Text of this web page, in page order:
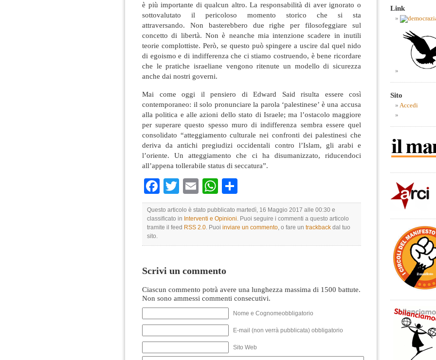
è più importante di qualcun altro. La responsabilità di aver ignorato o
sottovalutato il pericoloso momento storico che si sta
attraversando. Non basterebbero due righe per filosofeggiare sul
concetto di libertà. Non è neanche mia intenzione scadere in inutili
teorie complottiste. Però, se questo può spingere a uscire dal quel nido
di egoismo e di indifferenza che ci stiamo costruendo, è bene ricordare
che le pratiche israeliane vengono ritenute un modello di sicurezza
anche dai nostri governi.
Mai come oggi il pensiero di Edward Said risulta essere così
contemporaneo: il solo pronunciare la parola ‘palestinese’ è una accusa
alla politica e alle azioni dello stato di Israele; ma l’ostacolo maggiore
per superare questo spesso muro di indifferenza sembra essere quel
consolidato “atteggiamento culturale nei confronti dei palestinesi che
deriva da antichi pregiudizi occidentali contro l’Islam, gli arabi e
l’oriente. Un atteggiamento che ci ha disumanizzato, riducendoci
all’appena tollerabile status di seccatura”.
Facebook
TwitterEmailWhatsApp
Questo articolo è stato pubblicato martedì, 16 Maggio 2017 alle 00:30 e
classificato in Interventi e Opinioni . Puoi seguire i commenti a questo articolo
tramite il feed RSS 2.0 . Puoi inviare un commento , o fare un trackback dal tuo
sito.
Scrivi un commento
Ciascun commento potrà avere una lunghezza massima di 1500 battute.
Non sono ammessi commenti consecutivi.
Nome e Cognomeobbligatorio
E-mail (non verrà pubblicata) obbligatorio
Sito Web
Link
Sito
Accedi